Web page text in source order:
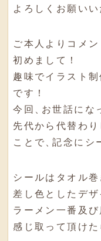
よろしくお願い
ご本人よりコメ
初めまして！
趣味でイラスト
です！
今回
、お世話にな
先代から代替わり
ことで
、記念にシ
シールはタオル
差し色としたデザ
ラーメン一番及
感じ取って頂けた